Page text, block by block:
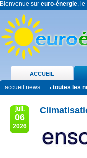
Bienvenue sur euro-énergie, le
ACCUEIL
accueil news toutes les
juil.
06
2026